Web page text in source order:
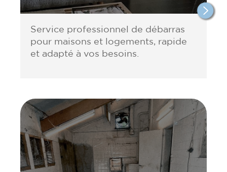
Service professionnel de débarras
pour maisons et logements, rapide
et adapté à vos besoins.